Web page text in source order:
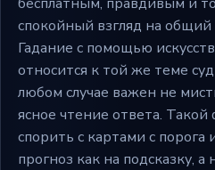
спокойный взгляд на
Гадание с помощью
относится к той же теме
любом случае важен не
ясное чтение ответа.
спорить с картами с порога
прогноз как на подсказку, а